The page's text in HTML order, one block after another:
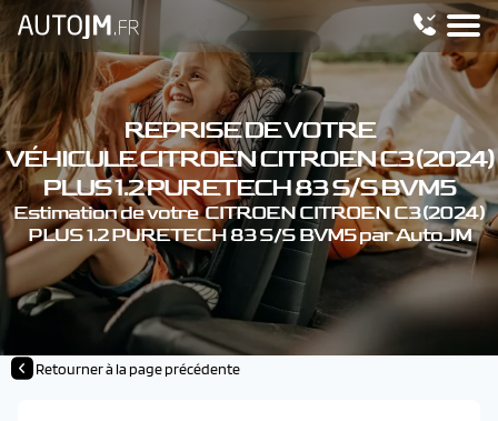
REPRISE DE VOTRE
VÉHICULE CITROEN CITROEN C3 (2024)
PLUS 1.2 PURETECH 83 S/S BVM5
Estimation de votre CITROEN CITROEN C3 (2024)
PLUS 1.2 PURETECH 83 S/S BVM5 par AutoJM
Retourner à la page précédente